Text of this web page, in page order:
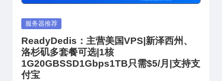
Posted
服务器推荐
ReadyDedis：主营美国VPS|新泽西州、
洛杉矶多套餐可选|1核
1G20GBSSD1Gbps1TB只需$5/月|支持支
付宝